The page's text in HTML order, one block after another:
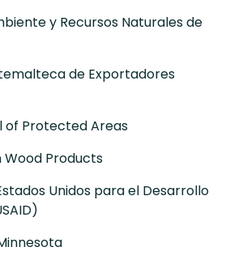
y Recursos Naturales de
de Exportadores
of Protected Areas
Products
Unidos para el Desarrollo